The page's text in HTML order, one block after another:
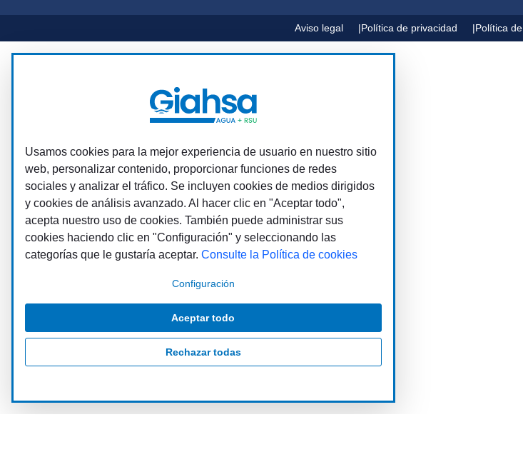
Aviso legal Política de privacidad Política
Usamos cookies para la mejor experiencia de usuario en nuestro sitio
web, personalizar contenido, proporcionar funciones de redes
sociales y analizar el tráfico. Se incluyen cookies de medios dirigidos
y cookies de análisis avanzado. Al hacer clic en "Aceptar todo",
acepta nuestro uso de cookies. También puede administrar sus
cookies haciendo clic en "Configuración" y seleccionando las
categorías que le gustaría aceptar. Consulte la Política de cookies
Configuración
Aceptar todo
Rechazar todas